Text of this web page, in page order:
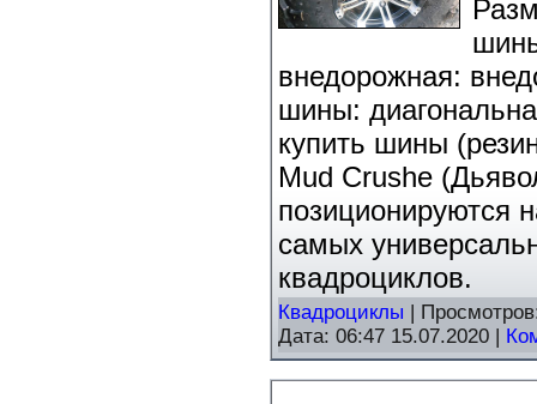
внедорожная:
шины:
купить шины
Mud Crushe
позиционируются
самых
квадроциклов.
Квадроциклы |
Дата: 06:47 15.07.2020 |